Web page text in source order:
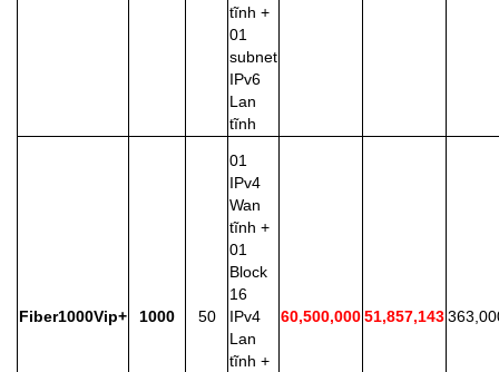
tĩnh +
01
subnet
IPv6
Lan
tĩnh
Fiber1000Vip+ 1000 50
01
IPv4
Wan
tĩnh +
01
Block
16
IPv4
Lan
tĩnh +
60,500,00051,857,143